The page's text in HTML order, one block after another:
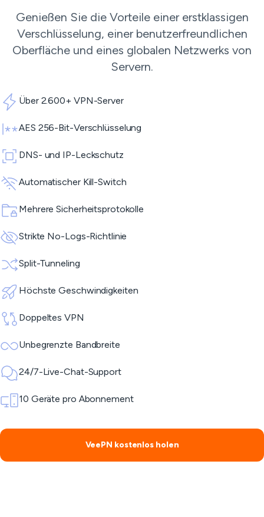
Genießen Sie die Vorteile einer erstklassigen
Verschlüsselung, einer benutzerfreundlichen
Oberfläche und eines globalen Netzwerks von
Servern.
Über 2.600+ VPN-Server
AES 256-Bit-Verschlüsselung
DNS- und IP-Leckschutz
Automatischer Kill-Switch
Mehrere Sicherheitsprotokolle
Strikte No-Logs-Richtlinie
Split-Tunneling
Höchste Geschwindigkeiten
Doppeltes VPN
Unbegrenzte Bandbreite
24/7-Live-Chat-Support
10 Geräte pro Abonnement
VeePN kostenlos holen